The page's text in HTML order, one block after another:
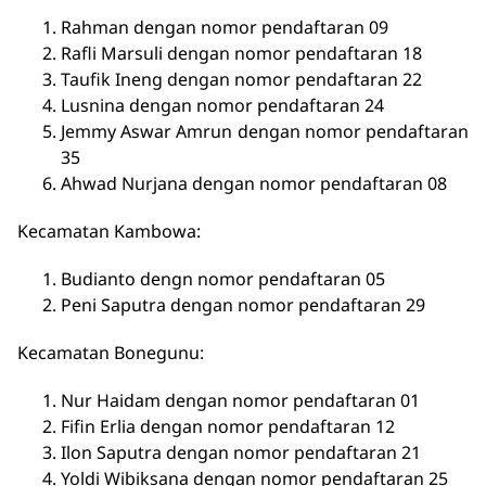
Rahman dengan nomor pendaftaran 09
Rafli Marsuli dengan nomor pendaftaran 18
Taufik Ineng dengan nomor pendaftaran 22
Lusnina dengan nomor pendaftaran 24
Jemmy Aswar Amrun dengan nomor pendaftaran
35
Ahwad Nurjana dengan nomor pendaftaran 08
Kecamatan Kambowa:
Budianto dengn nomor pendaftaran 05
Peni Saputra dengan nomor pendaftaran 29
Kecamatan Bonegunu:
Nur Haidam dengan nomor pendaftaran 01
Fifin Erlia dengan nomor pendaftaran 12
Ilon Saputra dengan nomor pendaftaran 21
Yoldi Wibiksana dengan nomor pendaftaran 25